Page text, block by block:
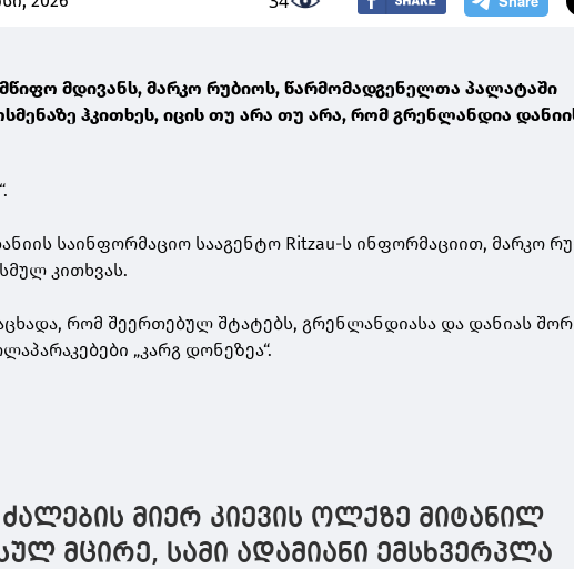
მდივანს, მარკო რუბიოს, წარმომადგენელთა პალატაში
ჰკითხეს, იცის თუ არა თუ არა, რომ გრენლანდია
საინფორმაციო სააგენტო Ritzau-ს ინფორმაციით, მარკო
კითხვას.
რომ შეერთებულ შტატებს, გრენლანდიასა და დანიას
„კარგ დონეზეა“.
მიერ კიევის ოლქზე მიტანილ
მცირე, სამი ადამიანი ემსხვერპლა